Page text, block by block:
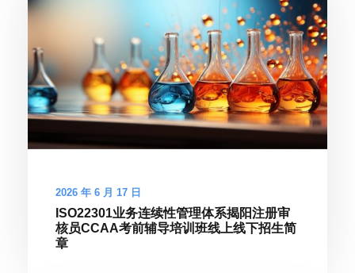
2026 年 6 月 17 日
ISO22301业务连续性管理体系揭阳注册审
核员CCAA考前辅导培训班线上线下招生简
章